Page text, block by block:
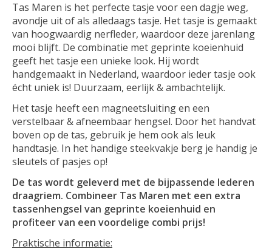
Tas Maren is het perfecte tasje voor een dagje weg,
avondje uit of als alledaags tasje. Het tasje is gemaakt
van hoogwaardig nerfleder, waardoor deze jarenlang
mooi blijft. De combinatie met geprinte koeienhuid
geeft het tasje een unieke look. Hij wordt
handgemaakt in Nederland, waardoor ieder tasje ook
écht uniek is! Duurzaam, eerlijk & ambachtelijk.
Het tasje heeft een magneetsluiting en een
verstelbaar & afneembaar hengsel. Door het handvat
boven op de tas, gebruik je hem ook als leuk
handtasje. In het handige steekvakje berg je handig je
sleutels of pasjes op!
De tas wordt geleverd met de bijpassende lederen
draagriem. Combineer Tas Maren met een extra
tassenhengsel van geprinte koeienhuid en
profiteer van een voordelige combi prijs!
Praktische informatie: